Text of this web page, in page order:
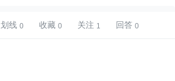
划线 收藏 关注 回答